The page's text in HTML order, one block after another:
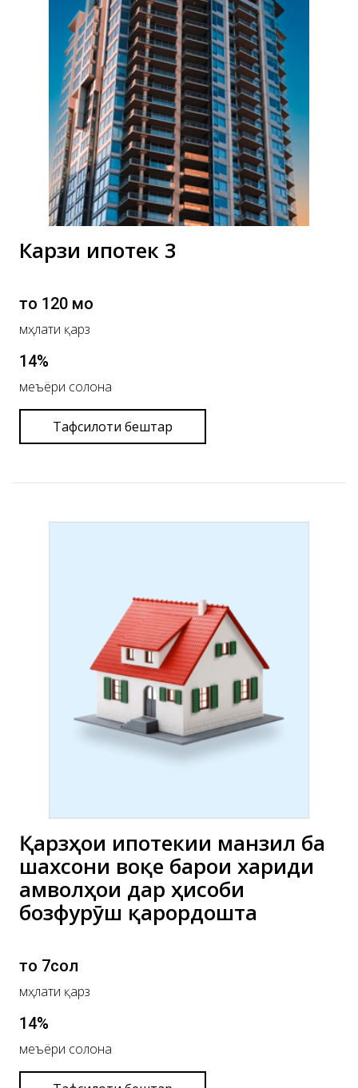
Карзи ипотекӣ 3
то 120 моҳ
мӯҳлати қарз
14%
меъёри солона
Тафсилоти бештар
Қарзҳои ипотекии манзилӣ ба
шахсони воқеӣ барои хариди
амволҳои дар ҳисоби
бозфурӯш қарордошта
то 7сол
мӯҳлати қарз
14%
меъёри солона